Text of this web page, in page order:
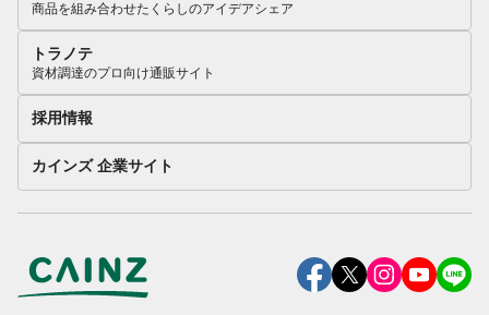
商品を組み合わせたくらしのアイデアシェア
トラノテ
資材調達のプロ向け通販サイト
採用情報
カインズ 企業サイト